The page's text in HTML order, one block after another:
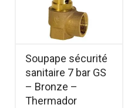
Soupape sécurité
sanitaire 7 bar GS
– Bronze –
Thermador